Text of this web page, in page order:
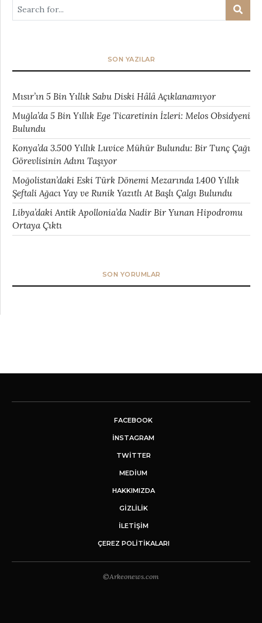
SON YAZILAR
Mısır’ın 5 Bin Yıllık Sabu Diski Hâlâ Açıklanamıyor
Muğla’da 5 Bin Yıllık Ege Ticaretinin İzleri: Melos Obsidyeni
Bulundu
Konya’da 3.500 Yıllık Luvice Mühür Bulundu: Bir Tunç Çağı
Görevlisinin Adını Taşıyor
Moğolistan’daki Eski Türk Dönemi Mezarında 1.400 Yıllık
Şeftali Ağacı Yay ve Runik Yazıtlı At Başlı Çalgı Bulundu
Libya’daki Antik Apollonia’da Nadir Bir Yunan Hipodromu
Ortaya Çıktı
SON YORUMLAR
FACEBOOK
INSTAGRAM
TWITTER
MEDIUM
HAKKIMIZDA
GİZLİLİK
İLETIŞIM
ÇEREZ POLITIKALARI
©Arkeonews.com